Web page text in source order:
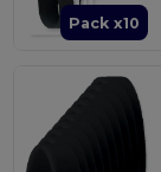
Pack x10